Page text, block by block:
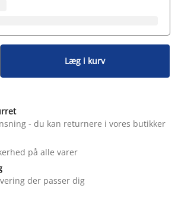
Læg i kurv
- du kan returnere i vores butikker
på alle varer
der passer dig